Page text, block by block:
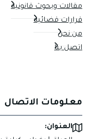
مقالات وبحوث قانونية
قرارات قضائية
من نحن
اتصل بنا
معلومات الاتصال
العنوان: